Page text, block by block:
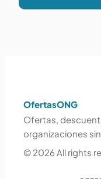
OfertasONG
Ofertas,
organizaciones
© 2026 All rights